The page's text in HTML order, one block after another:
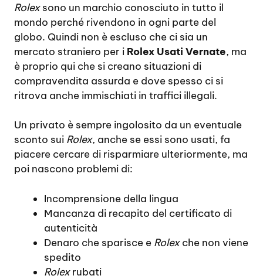
Rolexsono un marchio conosciuto in tutto il
mondo perché rivendono in ogni parte del
globo. Quindi non è escluso che ci sia un
mercato straniero per i Rolex Usati Vernate, ma
è proprio qui che si creano situazioni di
compravendita assurda e dove spesso ci si
ritrova anche immischiati in traffici illegali.
Un privato è sempre ingolosito da un eventuale
sconto sui Rolex, anche se essi sono usati, fa
piacere cercare di risparmiare ulteriormente, ma
poi nascono problemi di:
Incomprensione della lingua
Mancanza di recapito del certificato di
autenticità
Denaro che sparisce e Rolexche non viene
spedito
Rolexrubati